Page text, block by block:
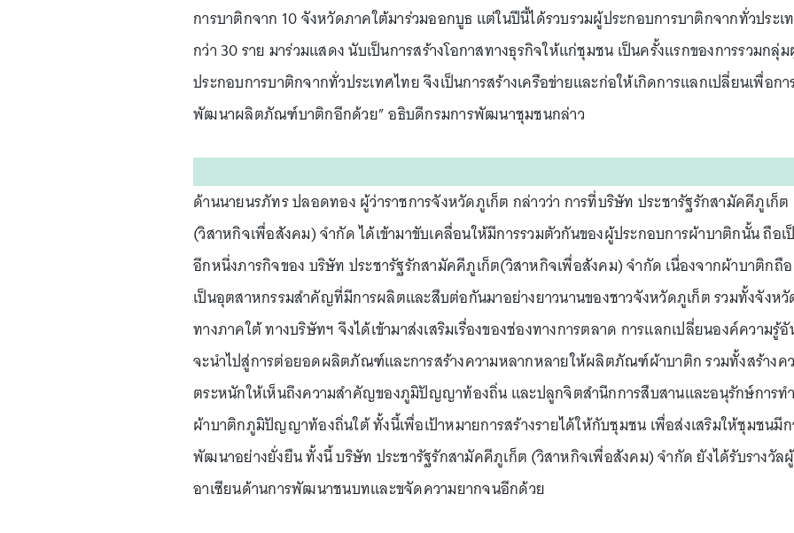
การบาติกจาก 10 จังหวัดภาคใต้มาร่วมออกบูธ แต่ในปีนี้ได้รวบรวมผู้ประกอบการบาติกจากทั่วประเ
กว่า 30 ราย มาร่วมแสดง นับเป็นการสร้างโอกาสทางธุรกิจให้แก่ชุมชน เป็นครั้งแรกของการรวมกลุ่
ประกอบการบาติกจากทั่วประเทศไทย จึงเป็นการสร้างเครือข่ายและก่อให้เกิดการแลกเปลี่ยนเพื่อกา
พัฒนาผลิตภัณฑ์บาติกอีกด้วย” อธิบดีกรมการพัฒนาชุมชนกล่าว
ด้านนายนรภัทร ปลอดทอง ผู้ว่าราชการจังหวัดภูเก็ต กล่าวว่า การที่บริษัท ประชารัฐรักสามัคคีภูเก็ต
(วิสาหกิจเพื่อสังคม) จำกัด ได้เข้ามาขับเคลื่อนให้มีการรวมตัวกันของผู้ประกอบการผ้าบาติกนั้น ถือเ
อีกหนึ่งภารกิจของ บริษัท ประชารัฐรักสามัคคีภูเก็ต(วิสาหกิจเพื่อสังคม) จำกัด เนื่องจากผ้าบาติกถือ
เป็นอุตสาหกรรมสำคัญที่มีการผลิตและสืบต่อกันมาอย่างยาวนานของชาวจังหวัดภูเก็ต รวมทั้งจังหวั
ทางภาคใต้ ทางบริษัทฯ จึงได้เข้ามาส่งเสริมเรื่องของช่องทางการตลาด การแลกเปลี่ยนองค์ความรู้
จะนำไปสู่การต่อยอดผลิตภัณฑ์และการสร้างความหลากหลายให้ผลิตภัณฑ์ผ้าบาติก รวมทั้งสร้างค
ตระหนักให้เห็นถึงความสำคัญของภูมิปัญญาท้องถิ่น และปลูกจิตสำนึกการสืบสานและอนุรักษ์การทำ
ผ้าบาติกภูมิปัญญาท้องถิ่นใต้ ทั้งนี้เพื่อเป้าหมายการสร้างรายได้ให้กับชุมชน เพื่อส่งเสริมให้ชุมชนมี
พัฒนาอย่างยั่งยืน ทั้งนี้ บริษัท ประชารัฐรักสามัคคีภูเก็ต (วิสาหกิจเพื่อสังคม) จำกัด ยังได้รับรางวัล
อาเซียนด้านการพัฒนาชนบทและขจัดความยากจนอีกด้วย